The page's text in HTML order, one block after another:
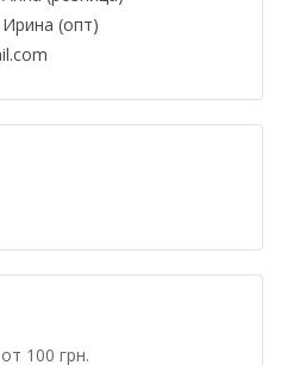
(опт)
100 грн.